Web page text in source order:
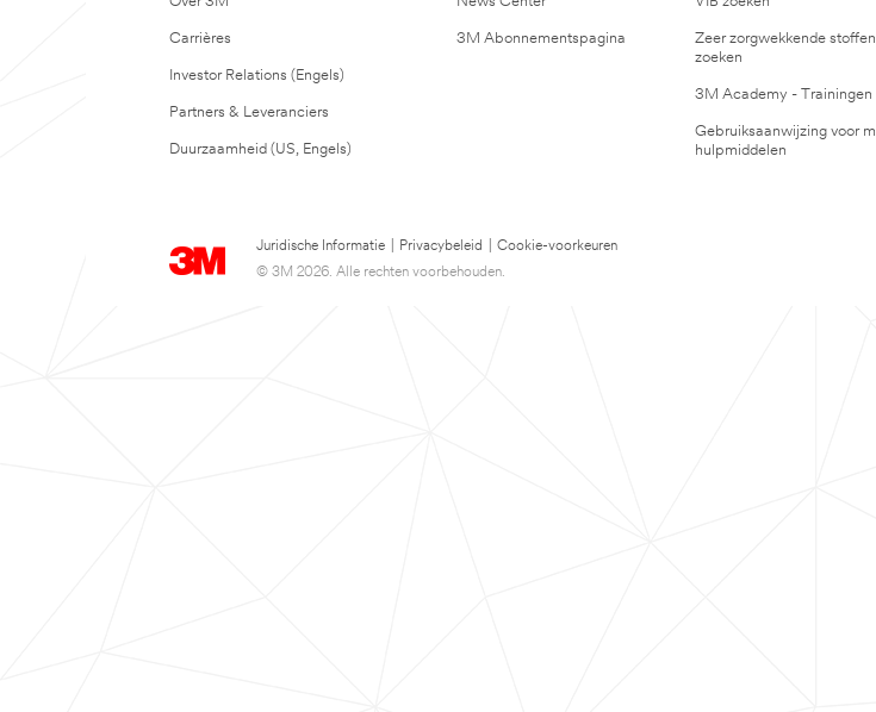
Carrières
Investor Relations (Engels)
Partners & Leveranciers
Duurzaamheid (US, Engels)
3M Abonnementspagina
Zeer zorgwekkende
zoeken
3M Academy - Trainingen
Gebruiksaanwijzing voor
hulpmiddelen
Juridische Informatie Privacybeleid
Cookie-voorkeuren
© 3M 2026. Alle rechten voorbehouden.